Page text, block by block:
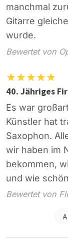
manchmal
Gitarre
wurde.
Bewertet von
40. Jähriges
Es war
Künstler hat
Saxophon.
wir haben im
bekommen,
und wie
Bewertet von